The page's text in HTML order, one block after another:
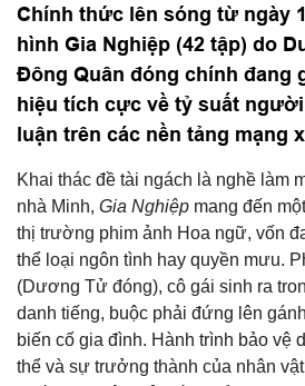
Chính thức lên sóng từ ngày
hình Gia Nghiệp (42 tập) do
Đông Quân đóng chính đang
hiệu tích cực về tỷ suất
luận trên các nền tảng mạng
Khai thác đề tài ngách là nghề làm
nhà Minh, Gia Nghiệp mang đến
thị trường phim ảnh Hoa ngữ, vốn
thể loại ngôn tình hay quyền mưu.
(Dương Tử đóng), cô gái sinh ra
danh tiếng, buộc phải đứng lên
biến cố gia đình. Hành trình bảo vệ
thể và sự trưởng thành của nhân